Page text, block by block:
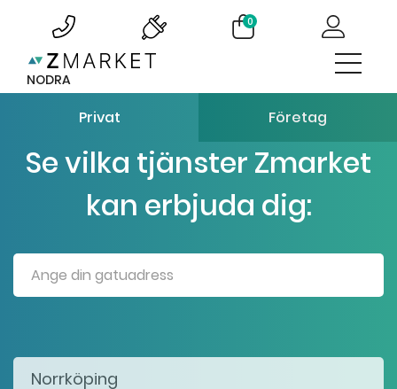
0
NODRA
Privat Företag
Se vilka tjänster Zmarket
kan erbjuda dig: